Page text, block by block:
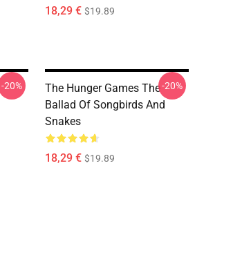
18,29 € $19.89
-20%
The Hunger Games The
Ballad Of Songbirds And
Snakes
18,29 € $19.89
-20%